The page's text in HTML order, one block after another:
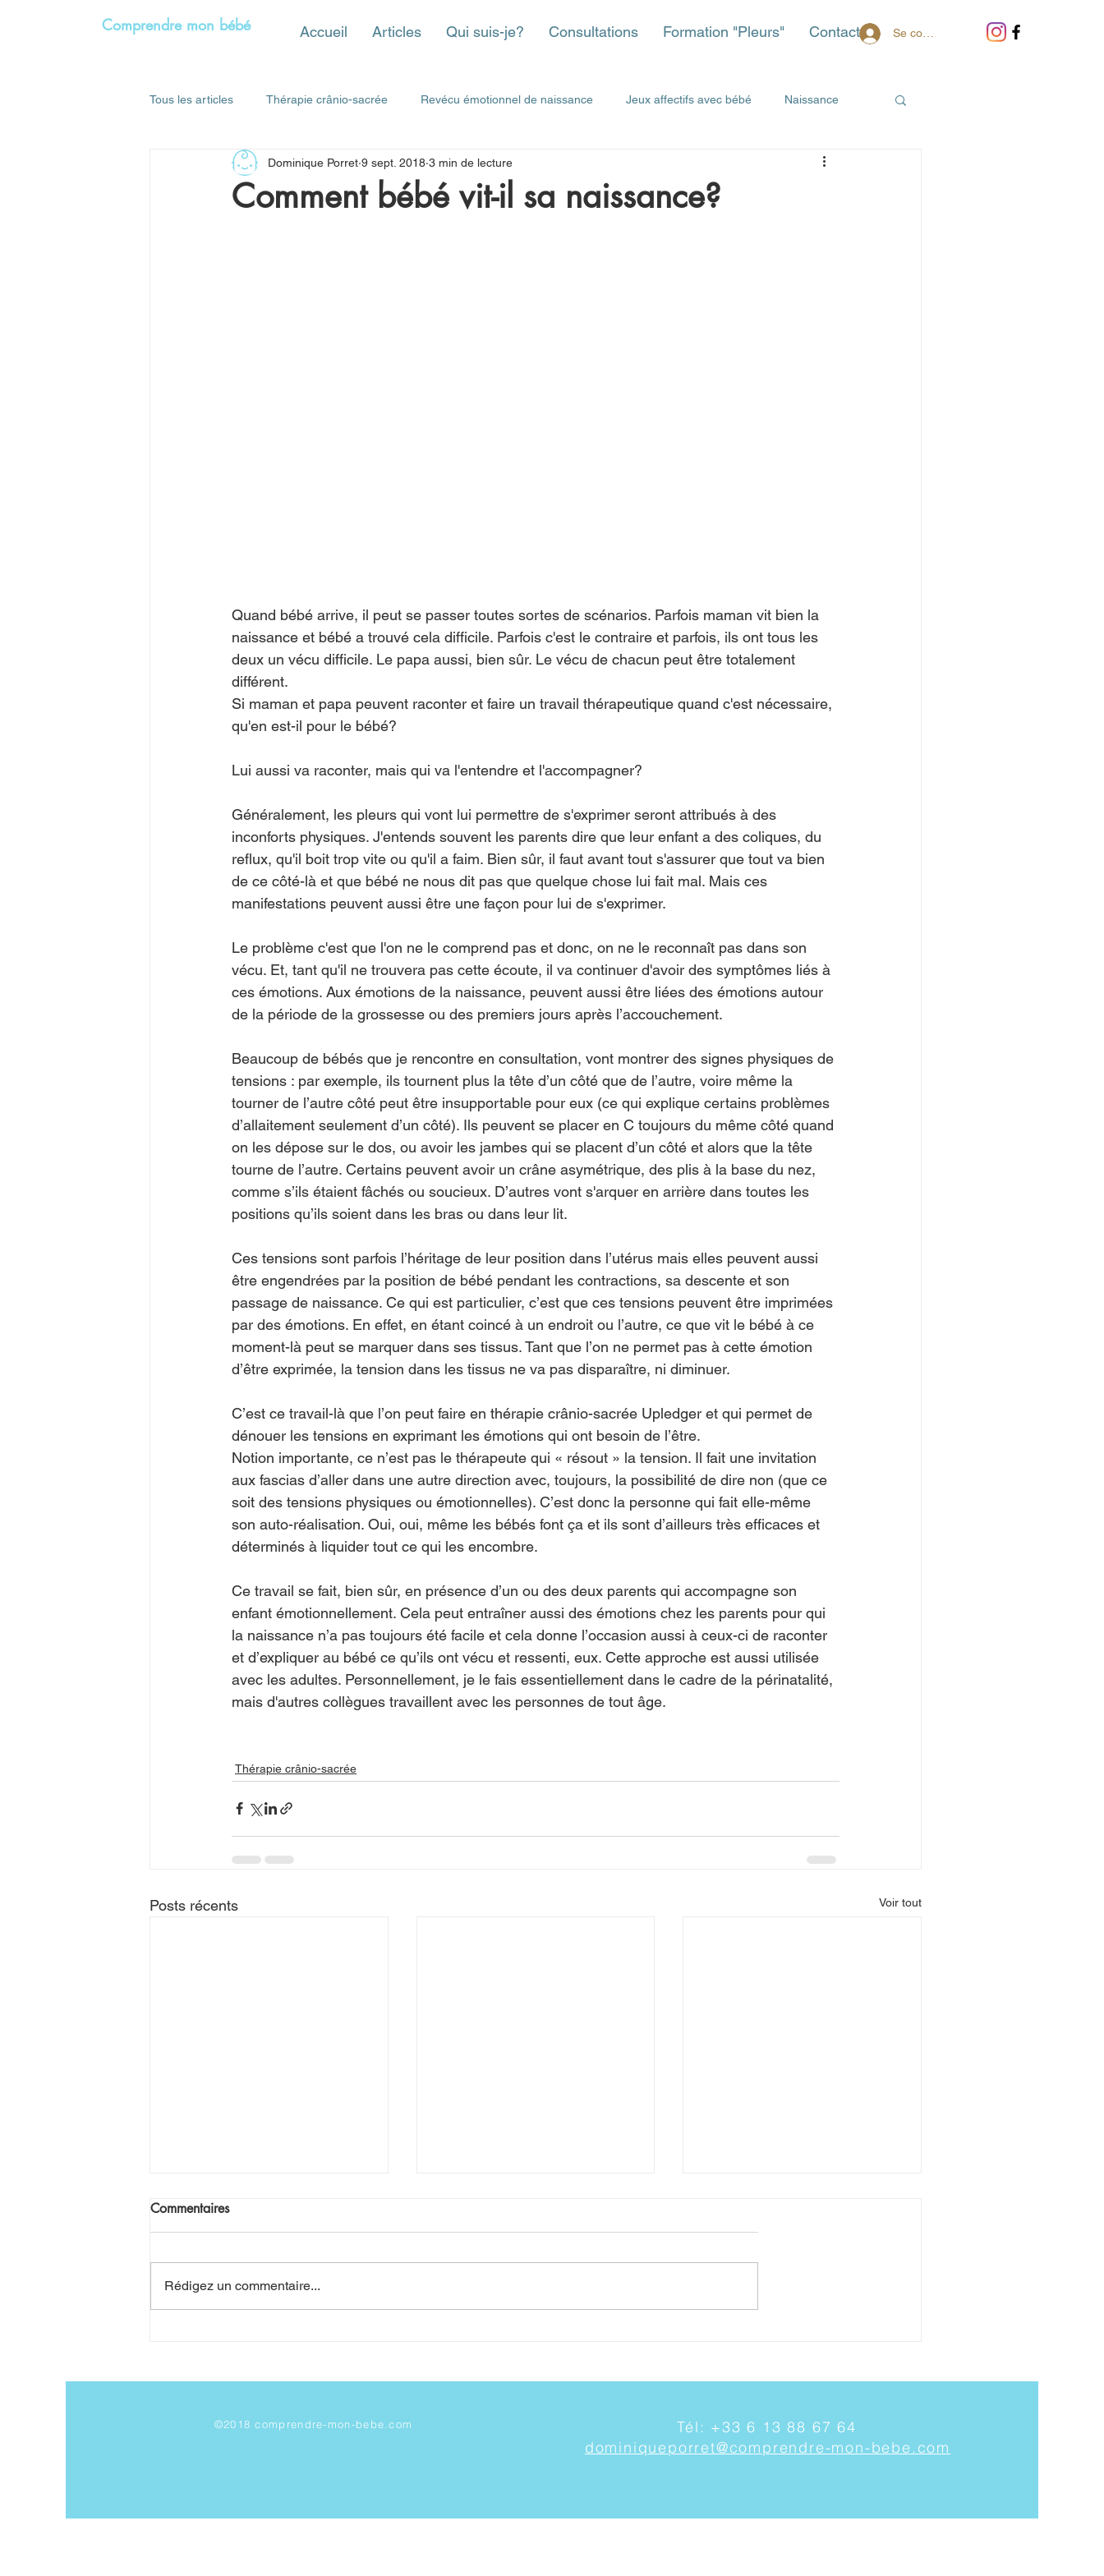
Comprendre mon bébé Accueil Articles Qui suis-je? Consultations Formation "Pleurs" Contact Se connecter
Tous les articles Thérapie crânio-sacrée Revécu émotionnel de naissance Jeux affectifs avec bébé Naissance
Education Freins buccaux restrictifs Développement de bébé
Comment bébé vit-il sa naissance?
Dominique Porret 9 sept. 2018 3 min de lecture
Quand bébé arrive, il peut se passer toutes sortes de scénarios. Parfois maman vit bien la
naissance et bébé a trouvé cela difficile. Parfois c'est le contraire et parfois, ils ont tous les
deux un vécu difficile. Le papa aussi, bien sûr. Le vécu de chacun peut être totalement
différent.
Si maman et papa peuvent raconter et faire un travail thérapeutique quand c'est nécessaire,
qu'en est-il pour le bébé?
Lui aussi va raconter, mais qui va l'entendre et l'accompagner?
Généralement, les pleurs qui vont lui permettre de s'exprimer seront attribués à des
inconforts physiques. J'entends souvent les parents dire que leur enfant a des coliques, du
reflux, qu'il boit trop vite ou qu'il a faim. Bien sûr, il faut avant tout s'assurer que tout va bien
de ce côté-là et que bébé ne nous dit pas que quelque chose lui fait mal. Mais ces
manifestations peuvent aussi être une façon pour lui de s'exprimer.
Le problème c'est que l'on ne le comprend pas et donc, on ne le reconnaît pas dans son
vécu. Et, tant qu'il ne trouvera pas cette écoute, il va continuer d'avoir des symptômes liés à
ces émotions. Aux émotions de la naissance, peuvent aussi être liées des émotions autour
de la période de la grossesse ou des premiers jours après l’accouchement.
Beaucoup de bébés que je rencontre en consultation, vont montrer des signes physiques de
tensions : par exemple, ils tournent plus la tête d’un côté que de l’autre, voire même la
tourner de l’autre côté peut être insupportable pour eux (ce qui explique certains problèmes
d’allaitement seulement d’un côté). Ils peuvent se placer en C toujours du même côté quand
on les dépose sur le dos, ou avoir les jambes qui se placent d’un côté et alors que la tête
tourne de l’autre. Certains peuvent avoir un crâne asymétrique, des plis à la base du nez,
comme s’ils étaient fâchés ou soucieux. D’autres vont s'arquer en arrière dans toutes les
positions qu’ils soient dans les bras ou dans leur lit.
Ces tensions sont parfois l’héritage de leur position dans l’utérus mais elles peuvent aussi
être engendrées par la position de bébé pendant les contractions, sa descente et son
passage de naissance. Ce qui est particulier, c’est que ces tensions peuvent être imprimées
par des émotions. En effet, en étant coincé à un endroit ou l’autre, ce que vit le bébé à ce
moment-là peut se marquer dans ses tissus. Tant que l’on ne permet pas à cette émotion
d’être exprimée, la tension dans les tissus ne va pas disparaître, ni diminuer.
C’est ce travail-là que l’on peut faire en thérapie crânio-sacrée Upledger et qui permet de
dénouer les tensions en exprimant les émotions qui ont besoin de l’être.
Notion importante, ce n’est pas le thérapeute qui « résout » la tension. Il fait une invitation
aux fascias d’aller dans une autre direction avec, toujours, la possibilité de dire non (que ce
soit des tensions physiques ou émotionnelles). C’est donc la personne qui fait elle-même
son auto-réalisation. Oui, oui, même les bébés font ça et ils sont d’ailleurs très efficaces et
déterminés à liquider tout ce qui les encombre.
Ce travail se fait, bien sûr, en présence d’un ou des deux parents qui accompagne son
enfant émotionnellement. Cela peut entraîner aussi des émotions chez les parents pour qui
la naissance n’a pas toujours été facile et cela donne l’occasion aussi à ceux-ci de raconter
et d’expliquer au bébé ce qu’ils ont vécu et ressenti, eux. Cette approche est aussi utilisée
avec les adultes. Personnellement, je le fais essentiellement dans le cadre de la périnatalité,
mais d'autres collègues travaillent avec les personnes de tout âge.
Thérapie crânio-sacrée
Posts récents Voir tout
Commentaires
Rédigez un commentaire...
©2018 comprendre-mon-bebe.com
Tél: +33 6 13 88 67 64
dominiqueporret@comprendre-mon-bebe.com